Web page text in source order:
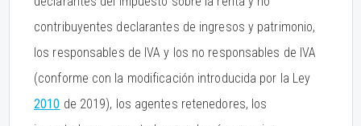
contribuyentes declarantes de ingresos y patrimonio,
los responsables de IVA y los no responsables de IVA
(conforme con la modificación introducida por la Ley
2010 de 2019), los agentes retenedores, los